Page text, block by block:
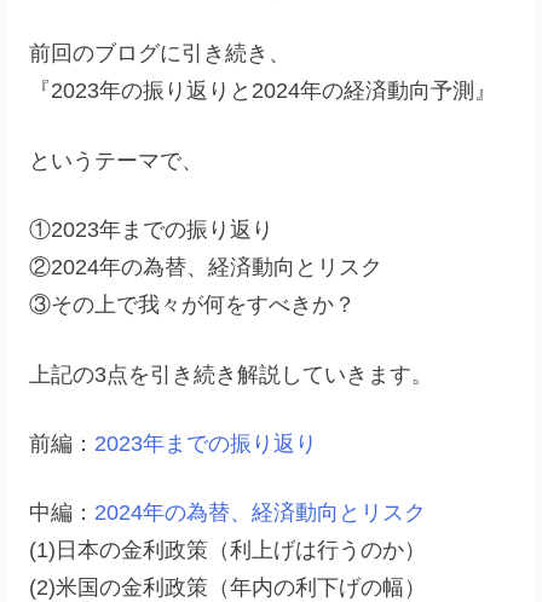
前回のブログに引き続き、
『2023年の振り返りと2024年の経済動向予測』
というテーマで、
①2023年までの振り返り
②2024年の為替、経済動向とリスク
③その上で我々が何をすべきか？
上記の3点を引き続き解説していきます。
前編： 2023年までの振り返り
中編： 2024年の為替、経済動向とリスク
(1)日本の金利政策（利上げは行うのか）
(2)米国の金利政策（年内の利下げの幅）